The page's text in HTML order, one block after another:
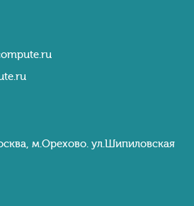
м.Орехово. ул.Шипиловcкaя